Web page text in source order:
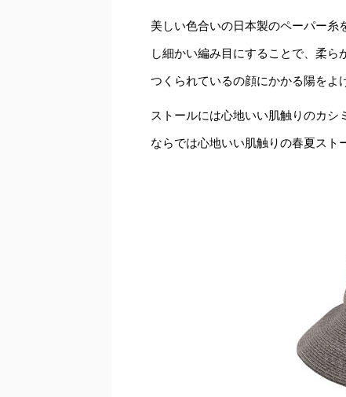
美しい色合いの日本製のペーパー
し細かい編み目にすることで、柔
つくられているの顔にかかる陽をよ
ストールには心地いい肌触りのカ
ならでは心地いい肌触りの春夏スト